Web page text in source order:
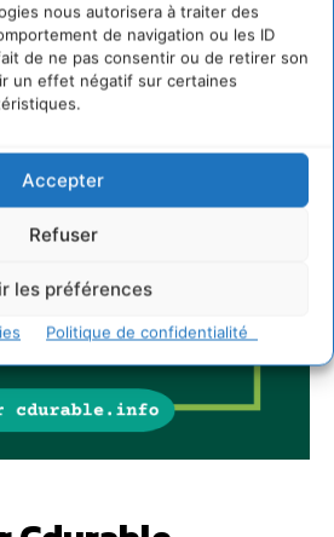
nous autorisera à traiter des
de navigation ou les ID
de ne pas consentir ou de retirer son
un effet négatif sur certaines
Accepter
Refuser
les préférences
Politique de confidentialité